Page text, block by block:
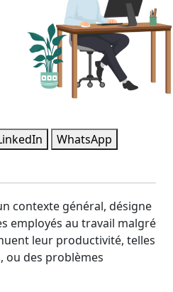
WhatsApp
contexte général, désigne
employés au travail malgré
leur productivité, telles
ou des problèmes